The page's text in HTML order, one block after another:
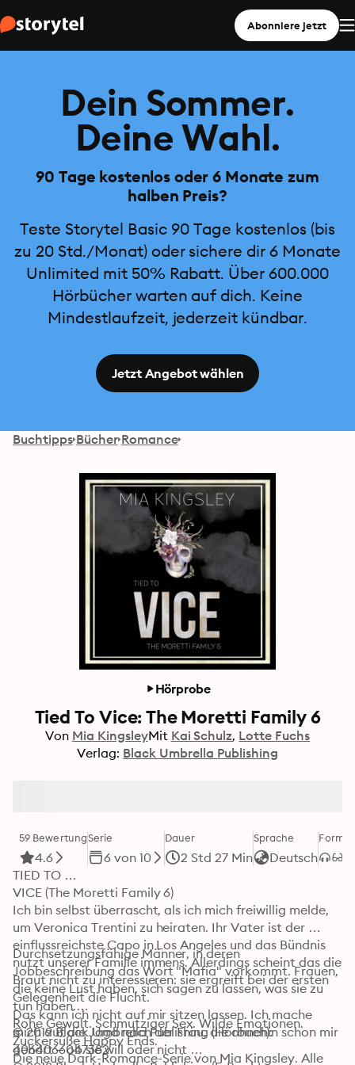
Abonniere jetzt
Dein Sommer.
Deine Wahl.
90 Tage kostenlos oder 6 Monate zum
halben Preis?
Teste Storytel Basic 90 Tage kostenlos (bis
zu 20 Std./Monat) oder sichere dir 6 Monate
Unlimited mit 50% Rabatt. Über 600.000
Hörbücher warten auf dich. Keine
Mindestlaufzeit, jederzeit kündbar.
Jetzt Angebot wählen
Buchtipps Bücher Romance
Hörprobe
Tied To Vice: The Moretti Family 6
Von Mia KingsleyMit Kai Schulz Lotte Fuchs
Verlag: Black Umbrella Publishing
59 Bewertung
4.6
Serie
6 von 10
Dauer
2 Std 27 Min
Sprache
Deutsch
Format
TIED TO …
VICE (The Moretti Family 6)
Ich bin selbst überrascht, als ich mich freiwillig melde,
um Veronica Trentini zu heiraten. Ihr Vater ist der
einflussreichste Capo in Los Angeles und das Bündnis
nutzt unserer Familie immens. Allerdings scheint das die
Braut nicht zu interessieren: sie ergreift bei der ersten
Gelegenheit die Flucht.
Das kann ich nicht auf mir sitzen lassen. Ich mache
mich auf die Jagd nach der Frau, die ohnehin schon mir
gehört – ob sie will oder nicht …
Durchsetzungsfähige Männer, in deren
Jobbeschreibung das Wort "Mafia" vorkommt. Frauen,
die keine Lust haben, sich sagen zu lassen, was sie zu
tun haben.
Rohe Gewalt. Schmutziger Sex. Wilde Emotionen.
Zuckersüße Happy Ends.
Die neue Dark-Romance-Serie von Mia Kingsley. Alle
© 2019 Black Umbrella Publishing (Hörbuch):
4064066047382